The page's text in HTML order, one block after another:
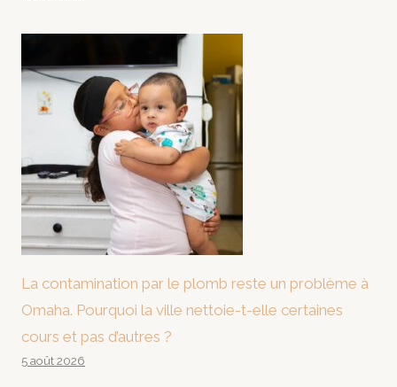
La contamination par le plomb reste un problème à
Omaha. Pourquoi la ville nettoie-t-elle certaines
cours et pas d’autres ?
5 août 2026